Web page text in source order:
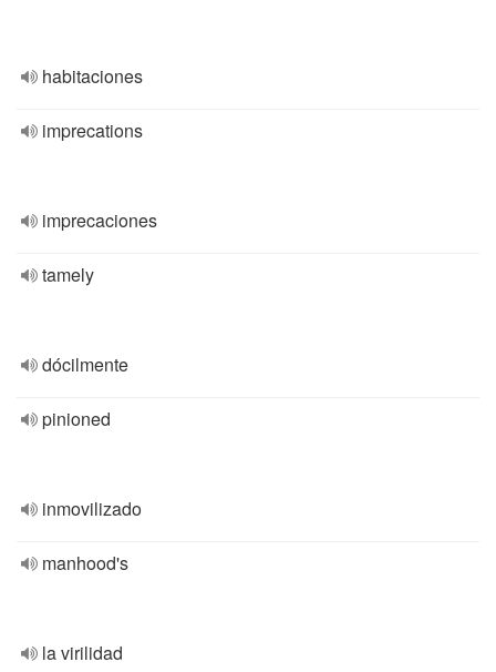
habitaciones
imprecations
imprecaciones
tamely
dócilmente
pinioned
inmovilizado
manhood's
la virilidad